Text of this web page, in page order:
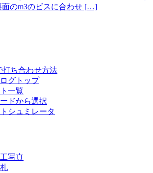
面のm3のビスに合わせ […]
打ち合わせ方法
グトップ
一覧
ドから選択
シュミレータ
写真